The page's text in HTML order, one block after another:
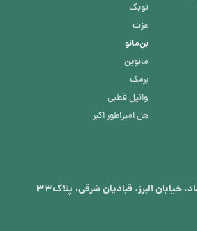
توبک
عزت
بن‌مانو
مانوین
برمک
وانیل قطبی
هل امپراطور اکبر
خیابان البرز، قبادیان شرقی، پلاک۳۳